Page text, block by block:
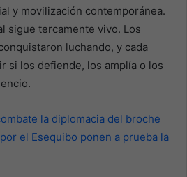
y movilización contemporánea.
sigue tercamente vivo. Los
luchando, y cada
si los defiende, los amplía o los
la diplomacia del broche
el Esequibo ponen a prueba la